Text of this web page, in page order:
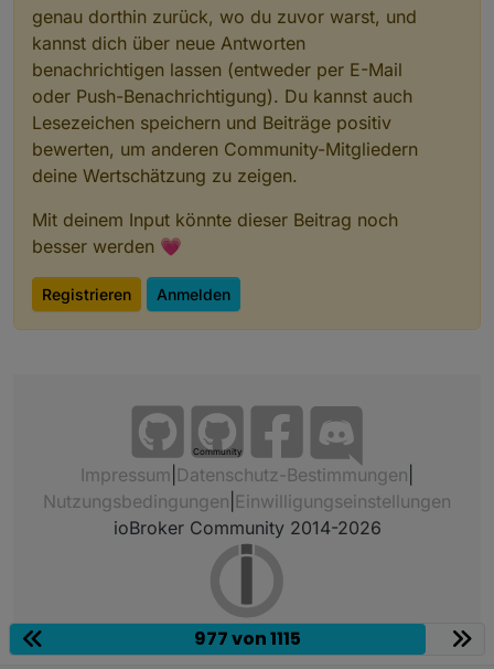
genau dorthin zurück, wo du zuvor warst, und
kannst dich über neue Antworten
benachrichtigen lassen (entweder per E-Mail
oder Push-Benachrichtigung). Du kannst auch
Lesezeichen speichern und Beiträge positiv
bewerten, um anderen Community-Mitgliedern
deine Wertschätzung zu zeigen.
Mit deinem Input könnte dieser Beitrag noch
besser werden 💗
Registrieren Anmelden
Community
Impressum Datenschutz-Bestimmungen
Nutzungsbedingungen Einwilligungseinstellungen
ioBroker Community 2014-2026
977 von 1115